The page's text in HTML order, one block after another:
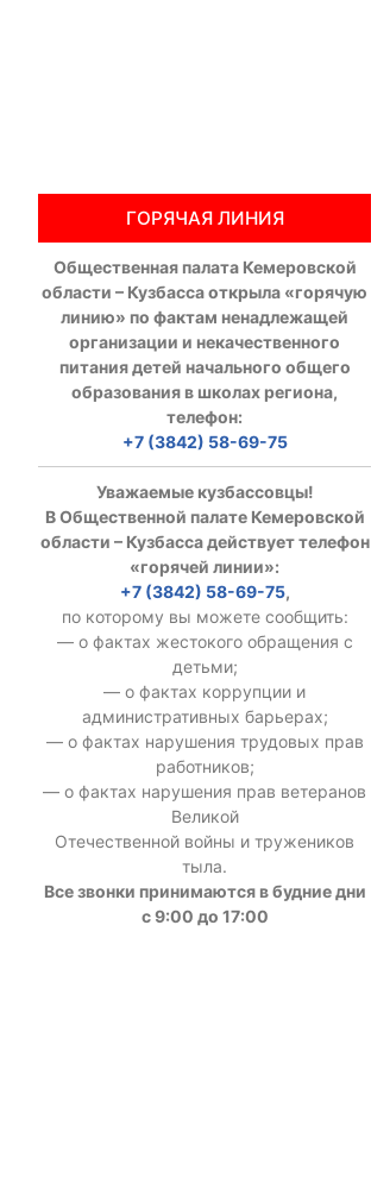
ГОРЯЧАЯ ЛИНИЯ
Общественная палата Кемеровской
области – Кузбасса открыла «горячую
линию» по фактам ненадлежащей
организации и некачественного
питания детей начального общего
образования в школах региона,
телефон:
+7 (3842) 58-69-75
Уважаемые кузбассовцы!
В Общественной палате Кемеровской
области – Кузбасса действует телефон
«горячей линии»:
+7 (3842) 58-69-75,
по которому вы можете сообщить:
— о фактах жестокого обращения с
детьми;
— о фактах коррупции и
административных барьерах;
— о фактах нарушения трудовых прав
работников;
— о фактах нарушения прав ветеранов
Великой
Отечественной войны и тружеников
тыла.
Все звонки принимаются в будние дни
с 9:00 до 17:00